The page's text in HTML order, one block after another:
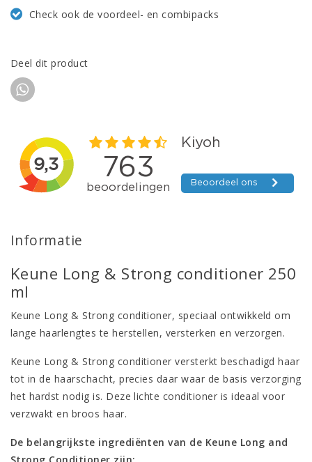
Check ook de voordeel- en combipacks
Deel dit product
Informatie
Keune Long & Strong conditioner 250
ml
Keune Long & Strong conditioner, speciaal ontwikkeld om
lange haarlengtes te herstellen, versterken en verzorgen.
Keune Long & Strong conditioner versterkt beschadigd haar
tot in de haarschacht, precies daar waar de basis verzorging
het hardst nodig is. Deze lichte conditioner is ideaal voor
verzwakt en broos haar.
De belangrijkste ingrediënten van de Keune Long and